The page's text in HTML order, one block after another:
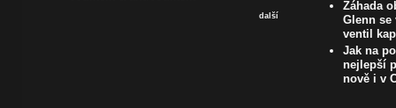
další
Záhada
Glenn se
ventil
Jak na
nejlepší
nově i v